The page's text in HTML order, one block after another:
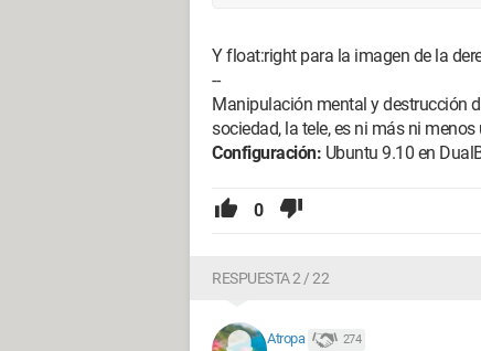
Y float:right para la imagen de la
--
Manipulación mental y destrucción
sociedad, la tele, es ni más ni menos
Configuración: Ubuntu 9.10 en
0
RESPUESTA 2 / 22
Atropa 274